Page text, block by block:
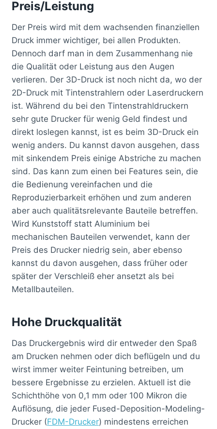
Preis/Leistung
Der Preis wird mit dem wachsenden finanziellen
Druck immer wichtiger, bei allen Produkten.
Dennoch darf man in dem Zusammenhang nie
die Qualität oder Leistung aus den Augen
verlieren. Der 3D-Druck ist noch nicht da, wo der
2D-Druck mit Tintenstrahlern oder Laserdruckern
ist. Während du bei den Tintenstrahldruckern
sehr gute Drucker für wenig Geld findest und
direkt loslegen kannst, ist es beim 3D-Druck ein
wenig anders. Du kannst davon ausgehen, dass
mit sinkendem Preis einige Abstriche zu machen
sind. Das kann zum einen bei Features sein, die
die Bedienung vereinfachen und die
Reproduzierbarkeit erhöhen und zum anderen
aber auch qualitätsrelevante Bauteile betreffen.
Wird Kunststoff statt Aluminium bei
mechanischen Bauteilen verwendet, kann der
Preis des Drucker niedrig sein, aber ebenso
kannst du davon ausgehen, dass früher oder
später der Verschleiß eher ansetzt als bei
Metallbauteilen.
Hohe Druckqualität
Das Druckergebnis wird dir entweder den Spaß
am Drucken nehmen oder dich beflügeln und du
wirst immer weiter Feintuning betreiben, um
bessere Ergebnisse zu erzielen. Aktuell ist die
Schichthöhe von 0,1 mm oder 100 Mikron die
Auflösung, die jeder Fused-Deposition-Modeling-
Drucker (FDM-Drucker) mindestens erreichen